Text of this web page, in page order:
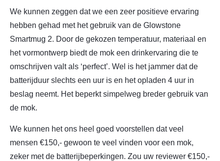
We kunnen zeggen dat we een zeer positieve ervaring
hebben gehad met het gebruik van de Glowstone
Smartmug 2. Door de gekozen temperatuur, materiaal en
het vormontwerp biedt de mok een drinkervaring die te
omschrijven valt als ‘perfect’. Wel is het jammer dat de
batterijduur slechts een uur is en het opladen 4 uur in
beslag neemt. Het beperkt simpelweg breder gebruik van
de mok.
We kunnen het ons heel goed voorstellen dat veel
mensen €150,- gewoon te veel vinden voor een mok,
zeker met de batterijbeperkingen. Zou uw reviewer €150,-